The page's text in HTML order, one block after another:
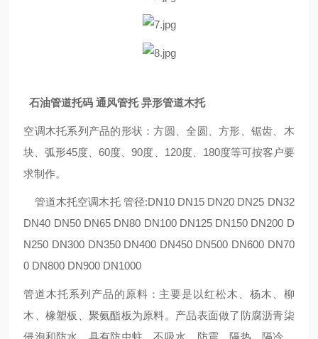
石油管道托码 通风管托 异形管道木托
空调木托系列产品的形状：方圆、全圆、方形、锯齿、木
块、弧形45度、60度、90度、120度、180度等可按客户要
求制作。
管道木托空调木托 管径:DN10 DN15 DN20 DN25 DN32
DN40 DN50 DN65 DN80 DN100 DN125 DN150 DN200 D
N250 DN300 DN350 DN400 DN450 DN500 DN600 DN70
0 DN800 DN900 DN1000
管道木托系列产品的原料：主要是以红松木、杨木、柳
木、橡塑板、聚氨酯板为原料。产品表面做了防腐沥青柒
侵泡和防水。具有防虫蛀、不吸水、防震、隔热、隔冷、